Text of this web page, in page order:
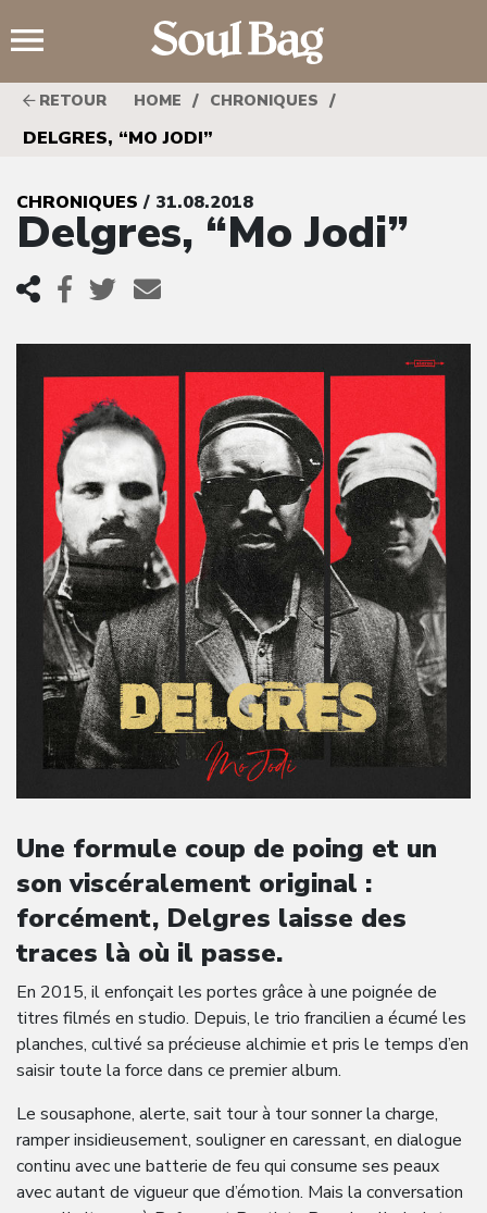
RETOUR HOME / CHRONIQUES /
DELGRES, “MO JODI”
CHRONIQUES / 31.08.2018
Delgres, “Mo Jodi”
Une formule coup de poing et un
son viscéralement original :
forcément, Delgres laisse des
traces là où il passe.
En 2015, il enfonçait les portes grâce à une poignée de
titres filmés en studio. Depuis, le trio francilien a écumé les
planches, cultivé sa précieuse alchimie et pris le temps d’en
saisir toute la force dans ce premier album.
Le sousaphone, alerte, sait tour à tour sonner la charge,
ramper insidieusement, souligner en caressant, en dialogue
continu avec une batterie de feu qui consume ses peaux
avec autant de vigueur que d’émotion. Mais la conversation